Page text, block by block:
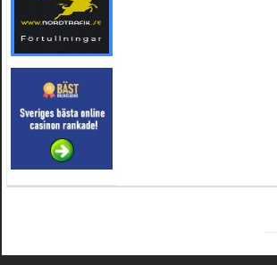
pÃ¥ 0709955029 eller hv.alexandersson@gmail.com ifall du
mvh Hugo
21 februari 2025 kl. 09:25:52
Oscar5:NÃ¥gon som vet vad man kan begÃ¤ra fÃ¶r en
4 februari 2025 kl. 19:20:50
Oscar5:44
4 februari 2025 kl. 19:15:36
Greger59:NÃ¤gon som vet har en Cetek 500 EFI
15 januari 2025 kl. 23:49:44
Mrhandsome:SÃÂ¶ker defekta/trasiga fyrhjulingar. Jag